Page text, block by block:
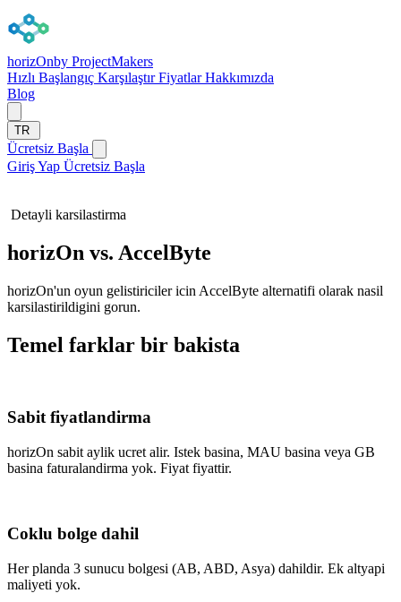
horizOnby ProjectMakers
Hızlı Başlangıç KarşılaştırFiyatlarHakkımızda
Blog
TR
Ücretsiz Başla
Giriş Yap Ücretsiz Başla
Detayli karsilastirma
horizOn vs. AccelByte
horizOn'un oyun gelistiriciler icin AccelByte alternatifi olarak nasil
karsilastirildigini gorun.
Temel farklar bir bakista
Sabit fiyatlandirma
horizOn sabit aylik ucret alir. Istek basina, MAU basina veya GB
basina faturalandirma yok. Fiyat fiyattir.
Coklu bolge dahil
Her planda 3 sunucu bolgesi (AB, ABD, Asya) dahildir. Ek altyapi
maliyeti yok.